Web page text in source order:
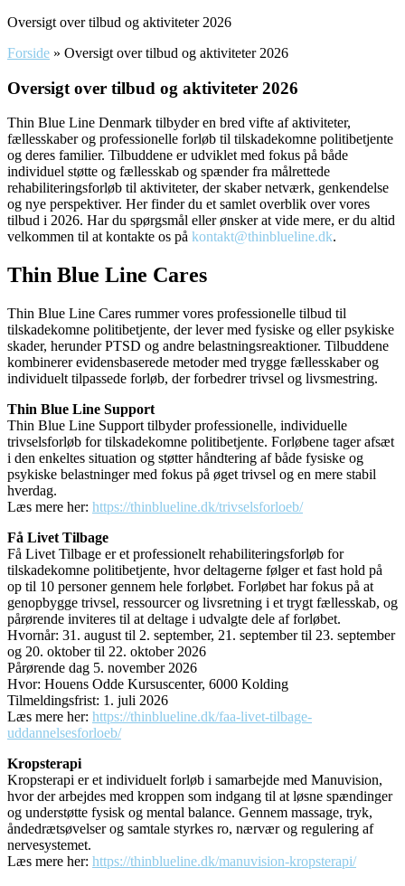
Oversigt over tilbud og aktiviteter 2026
Forside » Oversigt over tilbud og aktiviteter 2026
Oversigt over tilbud og aktiviteter 2026
Thin Blue Line Denmark tilbyder en bred vifte af aktiviteter,
fællesskaber og professionelle forløb til tilskadekomne politibetjente
og deres familier. Tilbuddene er udviklet med fokus på både
individuel støtte og fællesskab og spænder fra målrettede
rehabiliteringsforløb til aktiviteter, der skaber netværk, genkendelse
og nye perspektiver. Her finder du et samlet overblik over vores
tilbud i 2026. Har du spørgsmål eller ønsker at vide mere, er du altid
velkommen til at kontakte os på kontakt@thinblueline.dk.
Thin Blue Line Cares
Thin Blue Line Cares rummer vores professionelle tilbud til
tilskadekomne politibetjente, der lever med fysiske og eller psykiske
skader, herunder PTSD og andre belastningsreaktioner. Tilbuddene
kombinerer evidensbaserede metoder med trygge fællesskaber og
individuelt tilpassede forløb, der forbedrer trivsel og livsmestring.
Thin Blue Line Support
Thin Blue Line Support tilbyder professionelle, individuelle
trivselsforløb for tilskadekomne politibetjente. Forløbene tager afsæt
i den enkeltes situation og støtter håndtering af både fysiske og
psykiske belastninger med fokus på øget trivsel og en mere stabil
hverdag.
Læs mere her: https://thinblueline.dk/trivselsforloeb/
Få Livet Tilbage
Få Livet Tilbage er et professionelt rehabiliteringsforløb for
tilskadekomne politibetjente, hvor deltagerne følger et fast hold på
op til 10 personer gennem hele forløbet. Forløbet har fokus på at
genopbygge trivsel, ressourcer og livsretning i et trygt fællesskab, og
pårørende inviteres til at deltage i udvalgte dele af forløbet.
Hvornår: 31. august til 2. september, 21. september til 23. september
og 20. oktober til 22. oktober 2026
Pårørende dag 5. november 2026
Hvor: Houens Odde Kursuscenter, 6000 Kolding
Tilmeldingsfrist: 1. juli 2026
Læs mere her: https://thinblueline.dk/faa-livet-tilbage-
uddannelsesforloeb/
Kropsterapi
Kropsterapi er et individuelt forløb i samarbejde med Manuvision,
hvor der arbejdes med kroppen som indgang til at løsne spændinger
og understøtte fysisk og mental balance. Gennem massage, tryk,
åndedrætsøvelser og samtale styrkes ro, nærvær og regulering af
nervesystemet.
Læs mere her: https://thinblueline.dk/manuvision-kropsterapi/